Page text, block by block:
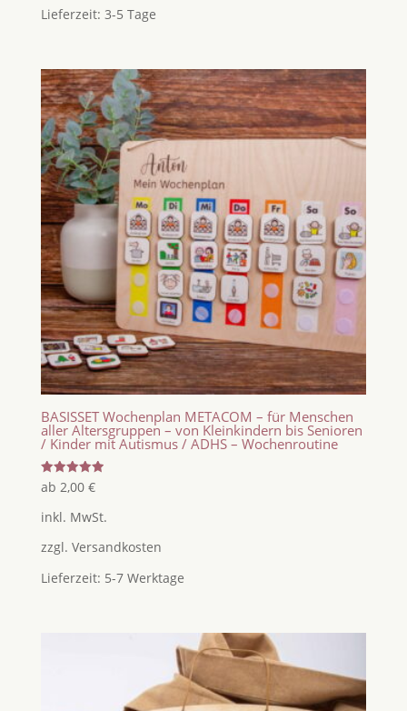
Lieferzeit: 3-5 Tage
BASISSET Wochenplan METACOM – für Menschen
aller Altersgruppen – von Kleinkindern bis Senioren
/ Kinder mit Autismus / ADHS – Wochenroutine
Bewertet
mit
von 5
ab 2,00 €
inkl. MwSt.
zzgl. Versandkosten
Lieferzeit: 5-7 Werktage